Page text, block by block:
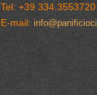
Tel: +39 334.3553720
E-mail: